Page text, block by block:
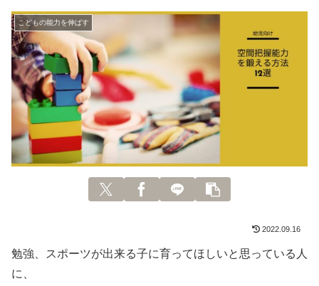
こどもの能力を伸ばす
2022.09.16
勉強、スポーツが出来る子に育ってほしいと思っている人
に、